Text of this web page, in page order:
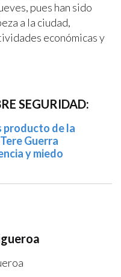
pues han sido
a la ciudad,
económicas y
SEGURIDAD:
producto de la
Guerra
y miedo